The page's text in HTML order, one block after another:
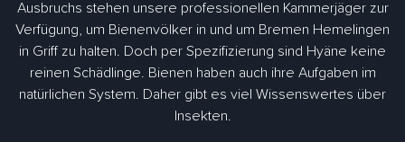
Ausbruchs stehen unsere professionellen Kammerjäger zur
Verfügung, um Bienenvölker in und um Bremen Hemelingen
in Griff zu halten. Doch per Spezifizierung sind Hyäne keine
reinen Schädlinge. Bienen haben auch ihre Aufgaben im
natürlichen System. Daher gibt es viel Wissenswertes über
Insekten.